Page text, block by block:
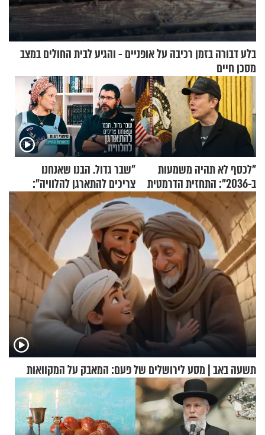
בלע דבורה בזמן רכיבה על אופניים - והגיע לבית החולים במצב
מסכן חיים
"לכסף לא תהיה משמעות
ב-2036": התחזית הדרמטית
של אילון מאסק על עתיד
הכלכלה
"שבר גדול. הבנו שאנחנו
צריכים להתארגן להלוויה":
זוגיות במבחן, הפעם עם מרים
וגד דנינו
תשעה באב | מסע לירושלים של פעם: המאבק על המקוואות